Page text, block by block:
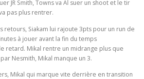
JR Smith, Towns va Al suer un shoot et le tir
pas plus rentrer.
retours, Siakam lui rajoute 3pts pour un run de
à jouer avant la fin du temps
retard. Mikal rentre un midrange plus que
Nesmith, Mikal manque un 3.
Mikal qui marque vite derrière en transition